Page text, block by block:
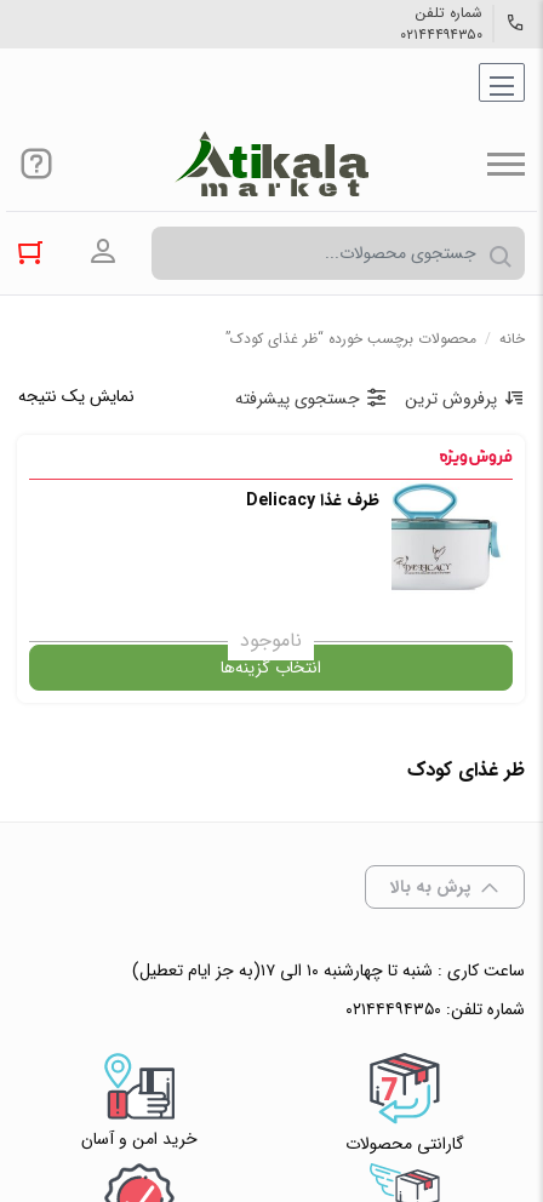
شماره تلفن
۰۲۱۴۴۴۹۴۳۵۰
ورود به
خانه / محصولات برچسب خورده “ظر غذای کودک”
نمایش یک نتیجه پرفروش ترین جستجوی پیشرفته
ظرف غذا Delicacy
ناموجود
انتخاب گزینه‌ها
گارانتی
✧ چت با پشتیبان واتس آپ
ظر غذای کودک
پرش به بالا
ساعت کاری : شنبه تا چهارشنبه ۱۰ الی ۱۷(به جز ایام تعطیل)
شماره تلفن: ۰۲۱۴۴۴۹۴۳۵۰
گارانتی محصولات خرید امن و آسان